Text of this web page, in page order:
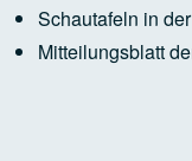
Schautafeln in
Mitteilungsblatt